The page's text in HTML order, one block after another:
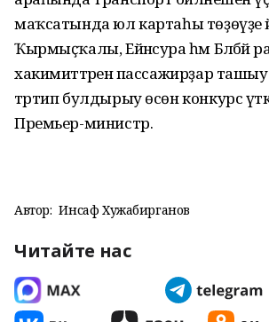
маҡсатында юл картаһы төҙөүҙе
Ҡырмыҫҡалы, Ейәнсура һәм Бәләбәй
хакимиәттәренә пассажирҙар
тәртип булдырыу өсөн конкурс
Премьер-министр.
Автор: Инсаф Хужабирганов
Читайте нас